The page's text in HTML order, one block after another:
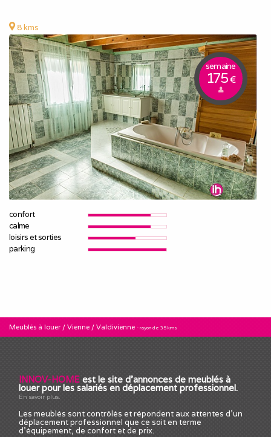
8 kms
semaine
175€
confort
calme
loisirs et sorties
parking
Meublés à louer/ Vienne / Valdivienne - rayon de 35 kms
INNOV-HOME est le site d'annonces de meublés à
louer pour les salariés en déplacement professionnel.
En savoir plus.
Les meublés sont contrôlés et répondent aux attentes d'un
déplacement professionnel que ce soit en terme
d'équipement, de confort et de prix.